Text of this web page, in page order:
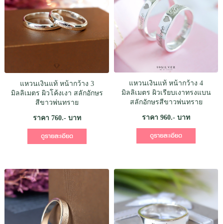
แหวนเงินแท้ หน้ากว้าง 3
มิลลิเมตร ผิวโค้งเงา สลักอักษร
สีขาวพ่นทราย
ราคา 760.- บาท
แหวนเงินแท้ หน้ากว้าง 4
มิลลิเมตร ผิวเรียบเงาทรงแบน
สลักอักษรสีขาวพ่นทราย
ราคา 960.- บาท